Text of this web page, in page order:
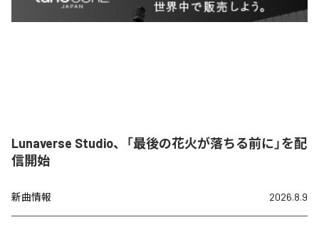
Lunaverse Studio、「最後の花火が落ちる前に」を配
信開始
新曲情報 2026.8.9